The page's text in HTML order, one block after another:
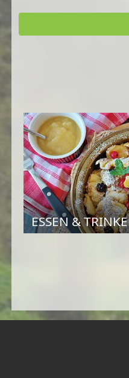
ESSEN &